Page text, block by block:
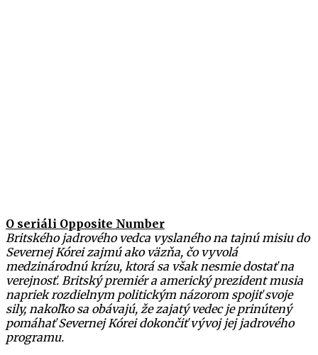
O seriáli Opposite Number
Britského jadrového vedca vyslaného na tajnú misiu do
Severnej Kórei zajmú ako väzňa, čo vyvolá
medzinárodnú krízu, ktorá sa však nesmie dostať na
verejnosť. Britský premiér a americký prezident musia
napriek rozdielnym politickým názorom spojiť svoje
sily, nakoľko sa obávajú, že zajatý vedec je prinútený
pomáhať Severnej Kórei dokončiť vývoj jej jadrového
programu.